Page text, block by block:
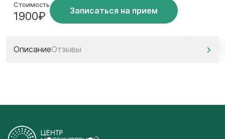
Стоимость
1900₽ Записаться на прием
ОписаниеОтзывы